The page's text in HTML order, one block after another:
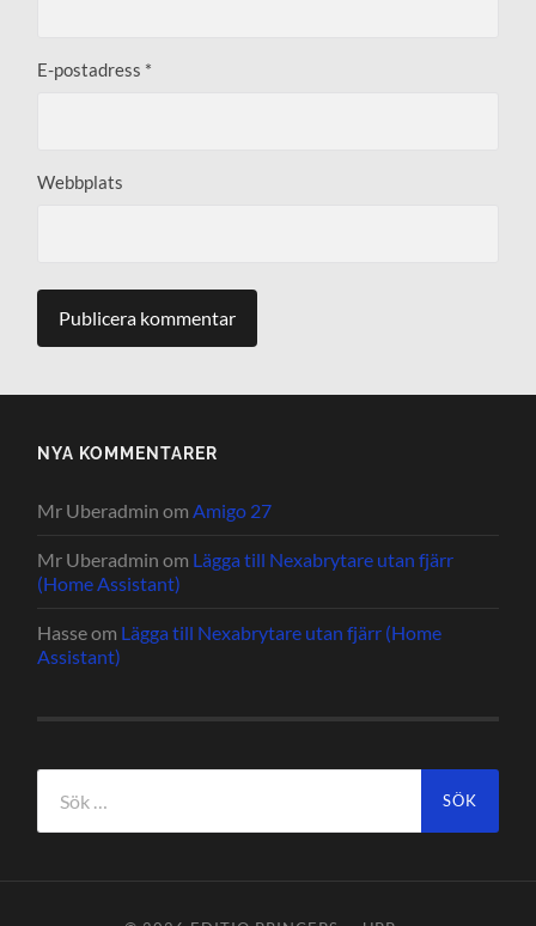
E-postadress *
Webbplats
NYA KOMMENTARER
Mr Uberadmin omAmigo 27
Mr Uberadmin om Lägga till Nexabrytare utan fjärr
(Home Assistant)
Hasseom Lägga till Nexabrytare utan fjärr (Home
Assistant)
efter: